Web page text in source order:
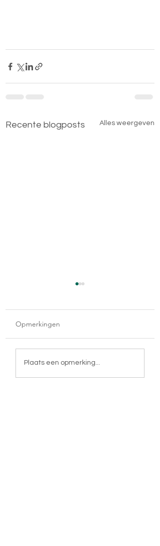
Recente blogposts Alles weergeven
Opmerkingen
Plaats een opmerking...